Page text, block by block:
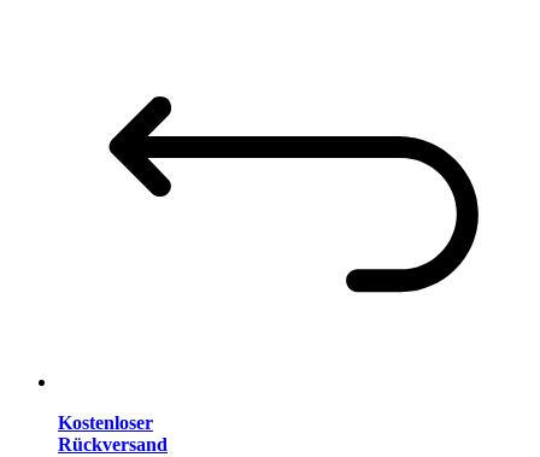
Kostenloser
Rückversand